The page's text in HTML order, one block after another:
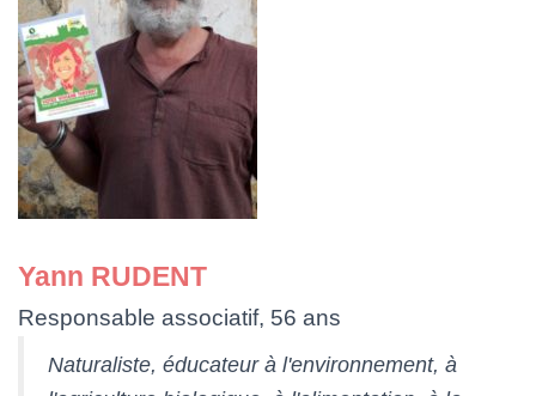
Yann RUDENT
Responsable associatif, 56 ans
Naturaliste, éducateur à l'environnement, à